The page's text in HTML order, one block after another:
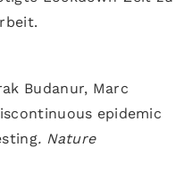
Budanur, Marc
epidemic
. Nature